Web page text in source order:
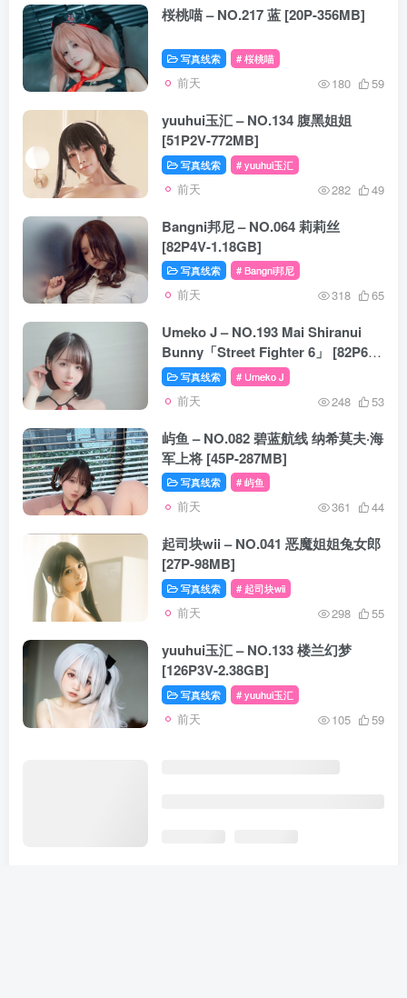
桜桃喵 – NO.217 蓝 [20P-356MB]
写真线索 # 桜桃喵
前天 180 59
yuuhui玉汇 – NO.134 腹黑姐姐
[51P2V-772MB]
写真线索 # yuuhui玉汇
前天 282 49
Bangni邦尼 – NO.064 莉莉丝
[82P4V-1.18GB]
写真线索 # Bangni邦尼
前天 318 65
Umeko J – NO.193 Mai Shiranui
Bunny「Street Fighter 6」 [82P6V-
1.56GB]
写真线索 # Umeko J
前天 248 53
屿鱼 – NO.082 碧蓝航线 纳希莫夫·海
军上将 [45P-287MB]
写真线索 # 屿鱼
前天 361 44
起司块wii – NO.041 恶魔姐姐兔女郎
[27P-98MB]
写真线索 # 起司块wii
前天 298 55
yuuhui玉汇 – NO.133 楼兰幻梦
[126P3V-2.38GB]
写真线索 # yuuhui玉汇
前天 105 59